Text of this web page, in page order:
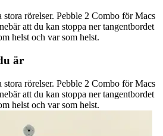
rörelser. Pebble 2 Combo för Macs
att du kan stoppa ner tangentbordet
helst och var som helst.
är
rörelser. Pebble 2 Combo för Macs
att du kan stoppa ner tangentbordet
helst och var som helst.